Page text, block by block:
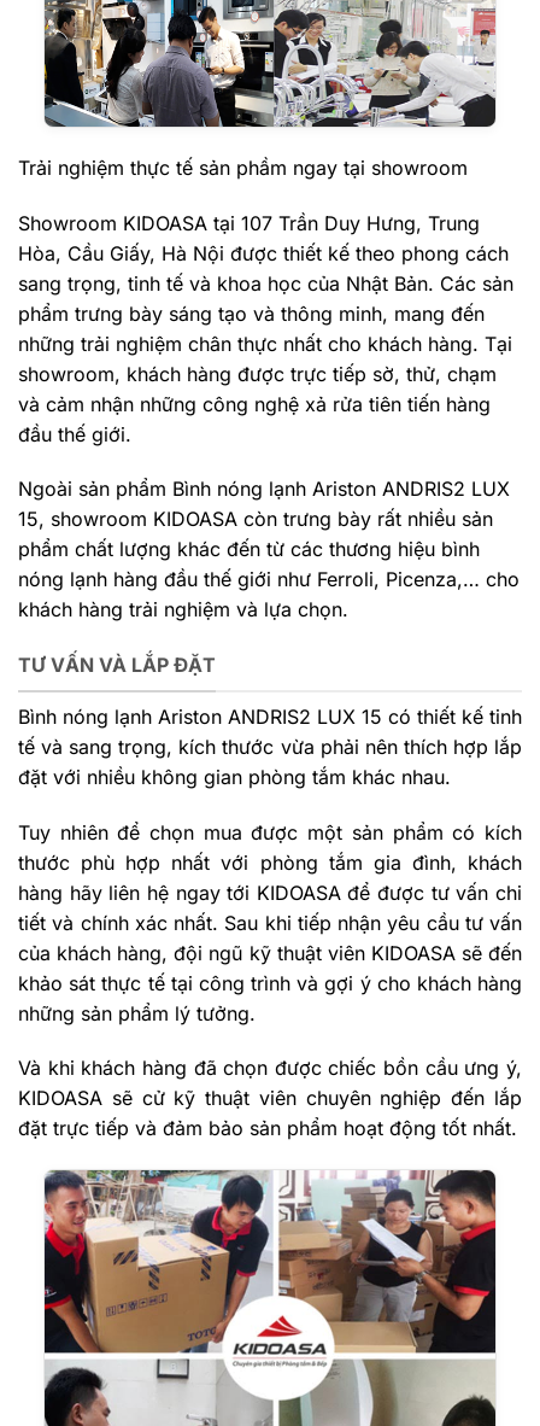
Trải nghiệm thực tế sản phầm ngay tại showroom
Showroom KIDOASA tại 107 Trần Duy Hưng, Trung
Hòa, Cầu Giấy, Hà Nội được thiết kế theo phong cách
sang trọng, tinh tế và khoa học của Nhật Bản. Các sản
phẩm trưng bày sáng tạo và thông minh, mang đến
những trải nghiệm chân thực nhất cho khách hàng. Tại
showroom, khách hàng được trực tiếp sờ, thử, chạm
và cảm nhận những công nghệ xả rửa tiên tiến hàng
đầu thế giới.
Ngoài sản phẩm Bình nóng lạnh Ariston ANDRIS2 LUX
15, showroom KIDOASA còn trưng bày rất nhiều sản
phẩm chất lượng khác đến từ các thương hiệu bình
nóng lạnh hàng đầu thế giới như Ferroli, Picenza,… cho
khách hàng trải nghiệm và lựa chọn.
TƯ VẤN VÀ LẮP ĐẶT
Bình nóng lạnh Ariston ANDRIS2 LUX 15 có thiết kế tinh
tế và sang trọng, kích thước vừa phải nên thích hợp lắp
đặt với nhiều không gian phòng tắm khác nhau.
Tuy nhiên để chọn mua được một sản phẩm có kích
thước phù hợp nhất với phòng tắm gia đình, khách
hàng hãy liên hệ ngay tới KIDOASA để được tư vấn chi
tiết và chính xác nhất. Sau khi tiếp nhận yêu cầu tư vấn
của khách hàng, đội ngũ kỹ thuật viên KIDOASA sẽ đến
khảo sát thực tế tại công trình và gợi ý cho khách hàng
những sản phẩm lý tưởng.
Và khi khách hàng đã chọn được chiếc bồn cầu ưng ý,
KIDOASA sẽ cử kỹ thuật viên chuyên nghiệp đến lắp
đặt trực tiếp và đảm bảo sản phẩm hoạt động tốt nhất.